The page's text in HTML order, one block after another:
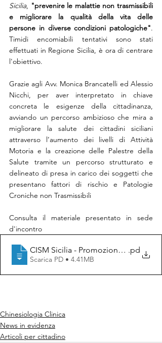
Sicilia, "prevenire le malattie non trasmissibili
e migliorare la qualità della vita delle
persone in diverse condizioni patologiche".
Timidi encomiabili tentativi sono stati
effettuati in Regione Sicilia, è ora di centrare
l'obiettivo.
Grazie agli Avv. Monica Brancatelli ed Alessio
Nicchi, per aver interpretato in chiave
concreta le esigenze della cittadinanza,
avviando un percorso ambizioso che mira a
migliorare la salute dei cittadini siciliani
attraverso l’aumento dei livelli di Attività
Motoria e la creazione delle Palestre della
Salute tramite un percorso strutturato e
delineato di presa in carico dei soggetti che
presentano fattori di rischio e Patologie
Croniche non Trasmissibili
Consulta il materiale presentato in sede
d'incontro
CISM Sicilia - Promozione .pd
Scarica PD • 4.41MB
Chinesiologia Clinica
News in evidenza
Articoli per cittadino